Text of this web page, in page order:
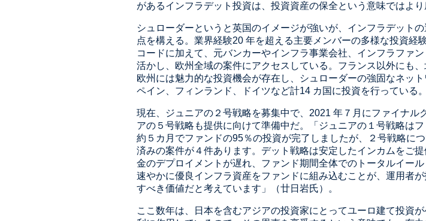
があるインフラデット投資は、投資資産の保全という意味ではより
シュローダーというと英国のイメージが強いが、インフラデット
点を構える。業界経験20 年を超える主要メンバーの多様な投資経
コードに加えて、元バンカーやインフラ事業会社、インフラファ
活かし、欧州全域の案件にアクセスしている。フランス以外にも
欧州には魅力的な投資機会が存在し、シュローダーの強固なネッ
ペイン、フィンランド、ドイツなど計14 カ国に投資を行っている。
現在、ジュニアの２号戦略を募集中で、2021 年７月にファイナル
アの５号戦略も提供に向けて準備中だ。「ジュニアの１号戦略は
約５カ月でファンドの95％の投資が完了しましたが、２号戦略に
済みの案件が４件あります。デット戦略は安定したインカムをご
金のデプロイメントが遅れ、ファンド期間全体でのトータルイール
速やかに優良インフラ資産をファンドに組み込むことが、運用者
すべき価値だと考えています」（廿日岩氏）。
ここ数年は、日本を含むアジアの投資家にとってユーロ建て投資